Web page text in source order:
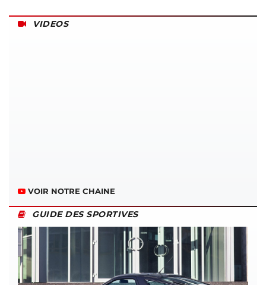
VIDEOS
VOIR NOTRE CHAINE
GUIDE DES SPORTIVES